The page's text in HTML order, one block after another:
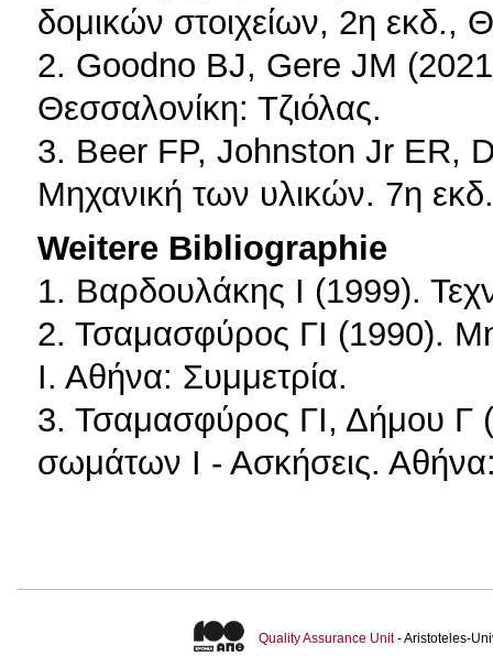
δομικών στοιχείων, 2η εκδ.,
2. Goodno BJ, Gere JM
Θεσσαλονίκη: Τζιόλας.
3. Beer FP, Johnston Jr ER,
Μηχανική των υλικών. 7η
Weitere Bibliographie
1. Βαρδουλάκης Ι (1999).
2. Τσαμασφύρος ΓΙ (1990).
Ι. Αθήνα: Συμμετρία.
3. Τσαμασφύρος ΓΙ, Δήμου
σωμάτων Ι - Ασκήσεις.
Quality Assurance Unit- Aristoteles-